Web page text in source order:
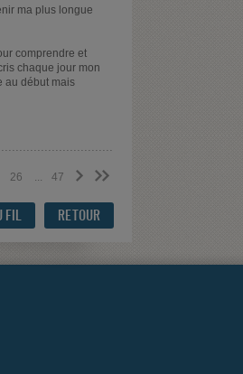
ma plus longue
comprendre et
chaque jour mon
au début mais
26 ... 47 > >>
FIL RETOUR